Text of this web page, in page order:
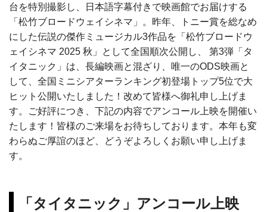
台を特別撮影し、日本語字幕付きで映画館でお届けする
「松竹ブロードウェイシネマ」。昨年、トニー賞を総なめ
にした伝説の傑作ミュージカル3作品を「松竹ブロードウ
ェイシネマ 2025 秋」として全国順次公開し、 第3弾「タ
イタニック」は、長編映画と混ざり、唯一のODS映画と
して、全国ミニシアターランキング初登場トップ5位で大
ヒット公開いたしました！改めて皆様へ御礼申し上げま
す。ご好評につき、下記の内容でアンコール上映を開催い
たします！皆様のご来場をお待ちしております。本年も変
わらぬご厚誼のほど、どうぞよろしくお願い申し上げま
す。
「タイタニック」アンコール上映